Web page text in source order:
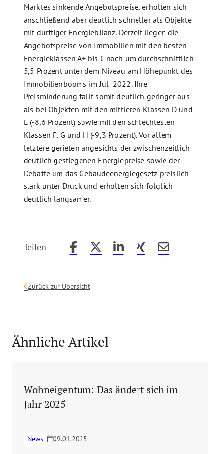
Marktes sinkende Angebotspreise, erholten sich
anschließend aber deutlich schneller als Objekte
mit dürftiger Energiebilanz. Derzeit liegen die
Angebotspreise von Immobilien mit den besten
Energieklassen A+ bis C noch um durchschnittlich
5,5 Prozent unter dem Niveau am Höhepunkt des
Immobilienbooms im Juli 2022. Ihre
Preisminderung fällt somit deutlich geringer aus
als bei Objekten mit den mittleren Klassen D und
E (-8,6 Prozent) sowie mit den schlechtesten
Klassen F, G und H (-9,3 Prozent). Vor allem
letztere gerieten angesichts der zwischenzeitlich
deutlich gestiegenen Energiepreise sowie der
Debatte um das Gebäudeenergiegesetz preislich
stark unter Druck und erholten sich folglich
deutlich langsamer.
Teilen Beitrag auf Facebook teilen
Beitrag auf X teilen
Beitrag auf LinkedIn teilen
Beitrag auf Xing teilen
Beitrag per
Zurück zur Übersicht
Ähnliche Artikel
Wohneigentum: Das ändert sich im
Jahr 2025
News 09.01.2025